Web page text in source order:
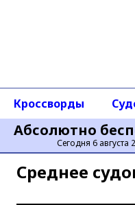
Абсолютно
Сегодня 6 августа
Кроссворды
Среднее